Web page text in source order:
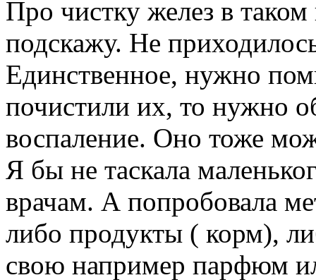
Про чистку желез в
подскажу. Не
Единственное, нужно
почистили их, то нужно
воспаление. Оно тоже
Я бы не таскала
врачам. А попробовала
либо продукты ( корм),
свою например парфюм